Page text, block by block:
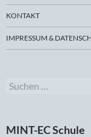
KONTAKT
IMPRESSUM &
Suchen
MINT-EC Schule